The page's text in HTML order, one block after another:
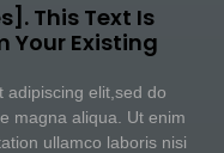
This Text Is
Your Existing
adipiscing elit,sed do
magna aliqua. Ut enim
ullamco laboris nisi